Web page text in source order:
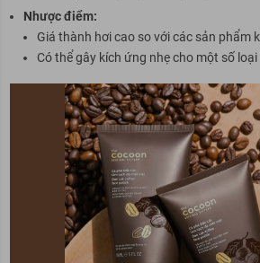
Nhược điểm:
Giá thành hơi cao so với các sản phẩm
Có thể gây kích ứng nhẹ cho một số